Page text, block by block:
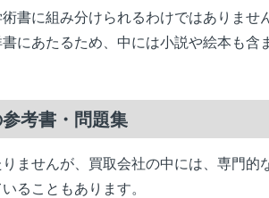
書に組み分けられるわけではありませ
にあたるため、中には小説や絵本も含
考書・問題集
ませんが、買取会社の中には、専門的
ることもあります。